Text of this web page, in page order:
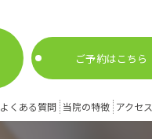
ご予約はこちら
よくある質問 当院の特徴 アクセス